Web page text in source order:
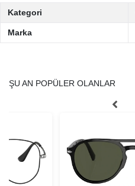
Kategori
Marka
ŞU AN POPÜLER OLANLAR